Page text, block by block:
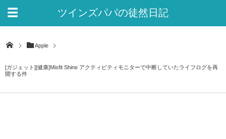
ツインズパパの徒然日記
Apple
[ガジェット][健康]Misfit Shine アクティビティモニターで中断していたライフログを再
開する件